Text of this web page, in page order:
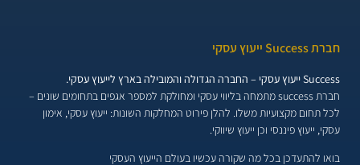
חברת Success ייעוץ עסקי
Success ייעוץ עסקי – החברה הגדולה והמובילה בארץ לייעוץ עסקי.
חברת success מתמחה בליווי עסקי ומחולקת למספר אגפים בתחומים שונים –
לכל תחום מקצועיות משלו. להלן פירוט המחלקות השונות: ייעוץ עסקי, אימון
עסקי, ייעוץ פיננסי וכן ייעוץ שיווקי.
בואו להתעדכן בכל מה שקורה עכשיו בעולם הייעוץ העסקי